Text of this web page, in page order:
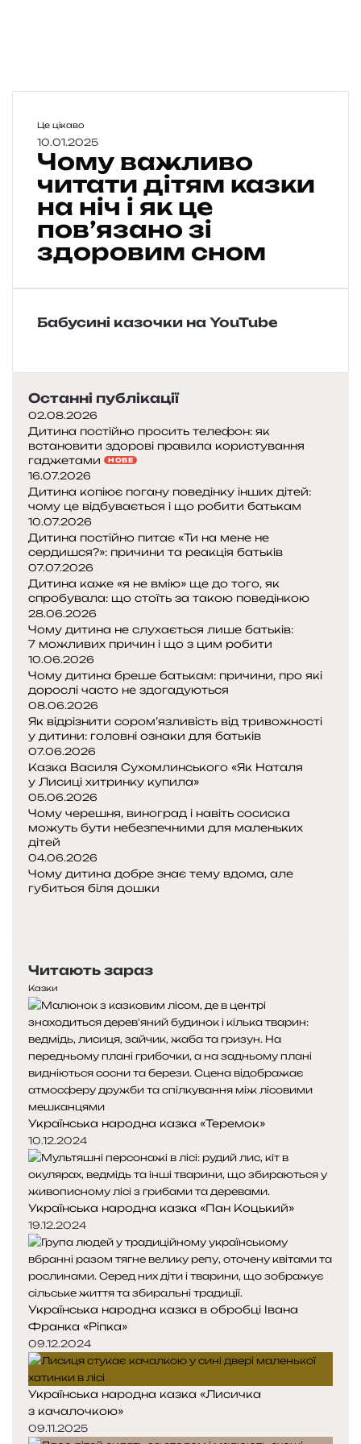
Ч
о
м
в
а
ж
и
и
и
д
т
я
м
к
а
к
и
н
а
н
і
ч
і
я
к
ц
е
п
о
в
’
я
з
а
н
д
о
р
о
в
и
м
с
н
о
м
Це цікаво
10.01.2025
Чому важливо
читати дітям казки
на ніч і як це
пов’язано зі
здоровим сном
Бабусині казочки на YouTube
Останні публікації
02.08.2026
Дитина постійно просить телефон: як
встановити здорові правила користування
гаджетами
НОВЕ
16.07.2026
Дитина копіює погану поведінку інших дітей:
чому це відбувається і що робити батькам
10.07.2026
Дитина постійно питає «Ти на мене не
сердишся?»: причини та реакція батьків
07.07.2026
Дитина каже «я не вмію» ще до того, як
спробувала: що стоїть за такою поведінкою
28.06.2026
Чому дитина не слухається лише батьків:
7 можливих причин і що з цим робити
10.06.2026
Чому дитина бреше батькам: причини, про які
дорослі часто не здогадуються
08.06.2026
Як відрізнити сором’язливість від тривожності
у дитини: головні ознаки для батьків
07.06.2026
Казка Василя Сухомлинського «Як Наталя
у Лисиці хитринку купила»
05.06.2026
Чому черешня, виноград і навіть сосиска
можуть бути небезпечними для маленьких
дітей
04.06.2026
Чому дитина добре знає тему вдома, але
губиться біля дошки
р
е
д
н
я
с
т
о
р
і
н
к
а
т
у
п
н
а
с
т
о
р
і
н
к
а
Читають зараз
Казки
Українська народна казка «Теремок»
10.12.2024
Українська народна казка «Пан Коцький»
19.12.2024
Українська народна казка в обробці Івана
Франка «Ріпка»
09.12.2024
Українська народна казка «Лисичка
з качалочкою»
09.11.2025